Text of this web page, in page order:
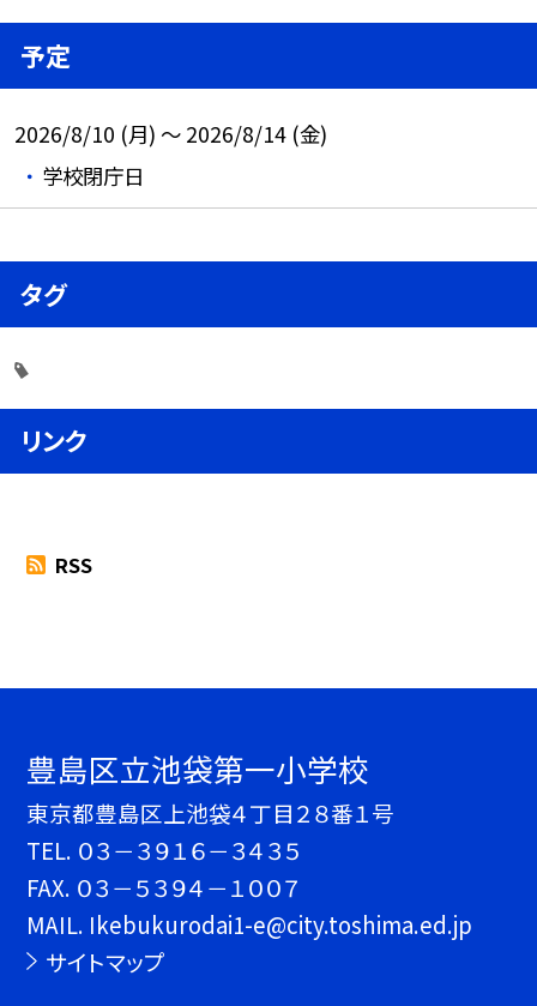
予定
2026/8/10 (月) ～ 2026/8/14 (金)
学校閉庁日
タグ
リンク
RSS
豊島区立池袋第一小学校
東京都豊島区上池袋４丁目２８番１号
TEL. ０３－３９１６－３４３５
FAX. ０３－５３９４－１００７
MAIL. Ikebukurodai1-e@city.toshima.ed.jp
サイトマップ